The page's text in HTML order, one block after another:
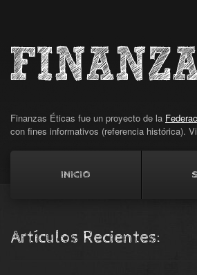
Finanzas Éticas fue un proyecto de la
con fines informativos (referencia histórica).
INICIO
Artículos Recientes: